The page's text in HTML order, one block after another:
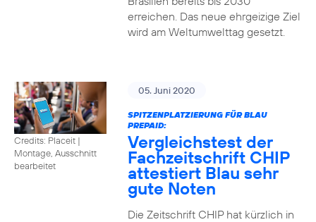
erreichen. Das neue ehrgeizige Ziel
wird am Weltumwelttag gesetzt.
Credits: Placeit |
Montage, Ausschnitt
bearbeitet
05. Juni 2020
SPITZENPLATZIERUNG FÜR BLAU
PREPAID:
Vergleichstest der
Fachzeitschrift CHIP
attestiert Blau sehr
gute Noten
Die Zeitschrift CHIP hat kürzlich in